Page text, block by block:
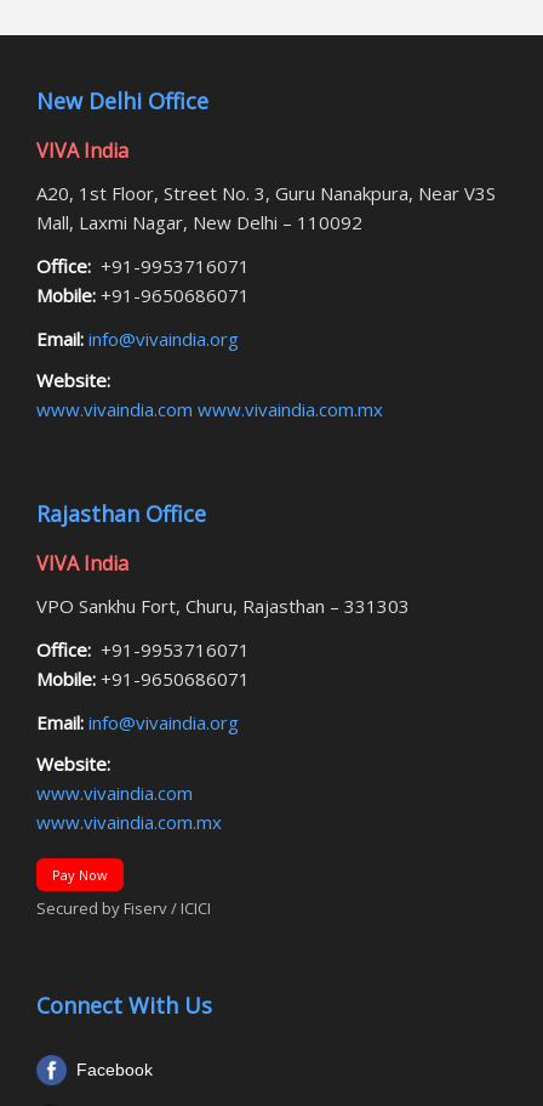
New Delhi Office
VIVA India
A20, 1st Floor, Street No. 3, Guru Nanakpura, Near V3S
Mall, Laxmi Nagar, New Delhi – 110092
Office: +91-9953716071
Mobile: +91-9650686071
Email: info@vivaindia.org
Website:
www.vivaindia.com www.vivaindia.com.mx
Rajasthan Office
VIVA India
VPO Sankhu Fort, Churu, Rajasthan – 331303
Office: +91-9953716071
Mobile: +91-9650686071
Email: info@vivaindia.org
Website:
www.vivaindia.com
www.vivaindia.com.mx
Pay Now
Secured by Fiserv / ICICI
Connect With Us
Facebook